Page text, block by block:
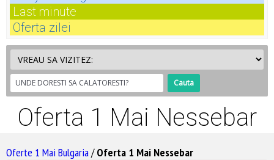
Last minute
Oferta zilei
Oferta 1 Mai Nessebar
Oferte 1 Mai Bulgaria/Oferta 1 Mai Nessebar